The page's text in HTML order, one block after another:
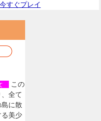
今すぐプレイ
この
全て
に散
る美少